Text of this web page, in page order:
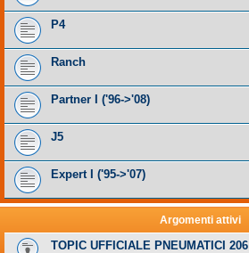
P4
Ranch
Partner I ('96->'08)
J5
Expert I ('95->'07)
Argomenti attivi
TOPIC UFFICIALE PNEUMATICI 206